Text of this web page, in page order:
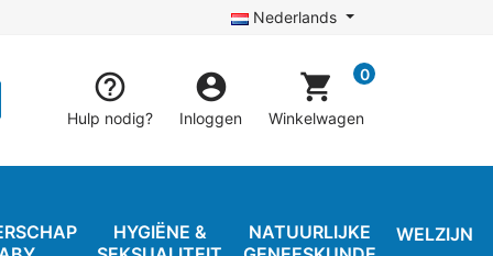
Nederlands

Hulp nodig?

Inloggen
shopping_cart 0
Winkelwagen
HYGIËNE &
NATUURLIJKE
WELZIJN